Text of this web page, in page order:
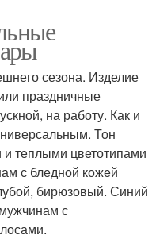
сезона. Изделие
праздничные
на работу. Как и
Тон
теплыми цветотипами
с бледной кожей
бирюзовый. Синий
с